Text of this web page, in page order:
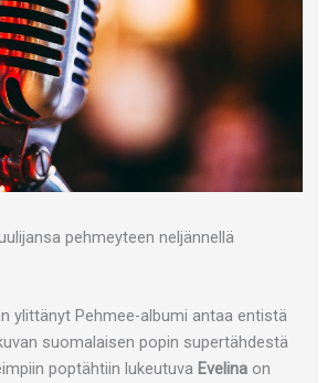
ylittänyt Pehmee-albumi antaa entistä
suomalaisen popin supertähdestä
poptähtiin lukeutuva Evelina on